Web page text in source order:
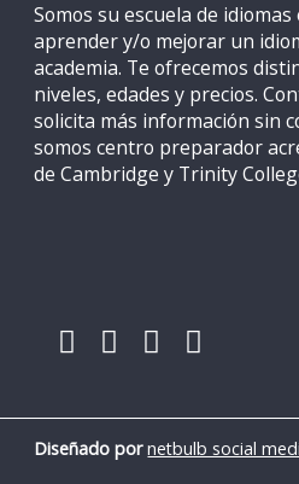
Somos su escuela de
aprender y/o mejorar un
academia. Te ofrecemos
niveles, edades y precios.
solicita más información sin
somos centro preparador
de Cambridge y Trinity
Diseñado pornetbulb social